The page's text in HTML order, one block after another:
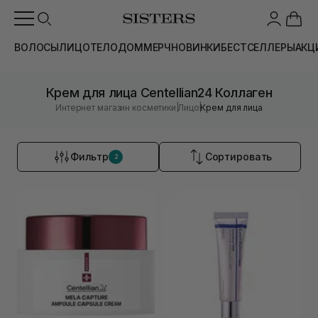
ВОЛОСЫЛИЦОТЕЛОДОММЕРЧНОВИНКИБЕСТСЕЛЛЕРЫ
Крем для лица Centellian24 Коллаген
Интернет магазин косметики Лицо |Крем для лица
Фильтр 2 Сортировать